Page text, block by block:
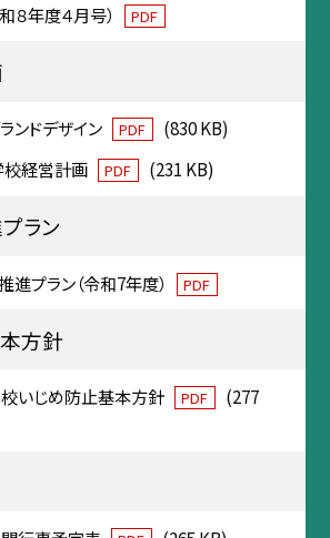
８年度４月号） PDF
ンドデザイン PDF
(830 KB)
校経営計画
PDF (231 KB)
ラン
プラン（令和7年度） PDF
方針
いじめ防止基本方針 PDF
(277